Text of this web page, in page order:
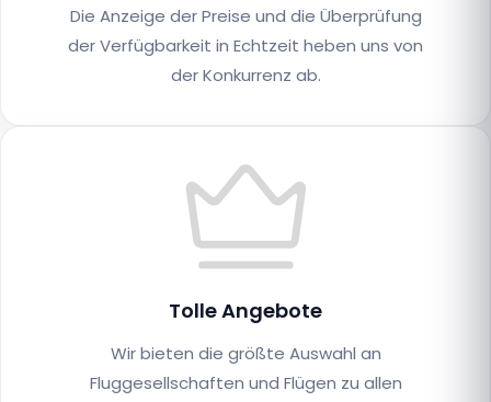
Die Anzeige der Preise und die Überprüfung
der Verfügbarkeit in Echtzeit heben uns von
der Konkurrenz ab.
Tolle Angebote
Wir bieten die größte Auswahl an
Fluggesellschaften und Flügen zu allen